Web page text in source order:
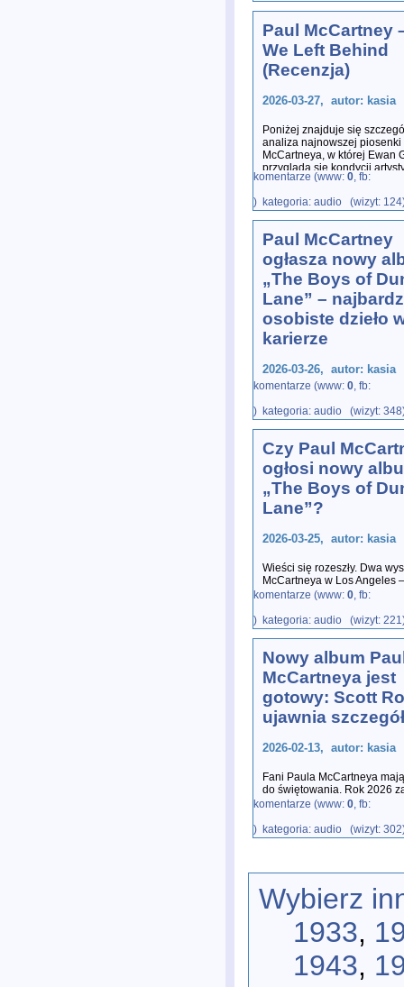
Paul McCartney
We Left Behind
(Recenzja)
2026-03-27, autor: kasia
Poniżej znajduje się
analiza najnowszej piosenki
McCartneya, w której Ewan
przygląda się kondycji
komentarze (www: 0, fb:
) kategoria: audio (wizyt:
Paul McCartney
ogłasza nowy
„The Boys of
Lane” –
osobiste dzieło
karierze
2026-03-26, autor: kasia
wydany przez Paula
na ws...
komentarze (www: 0, fb:
) kategoria: audio (wizyt:
Czy Paul
ogłosi nowy
„The Boys of
Lane”?
2026-03-25, autor: kasia
Wieści się rozeszły. Dwa
McCartneya w Los Angeles
wydarzenia. W Liverpoolu
komentarze (www: 0, fb:
) kategoria: audio (wizyt:
Nowy album
McCartneya jest
gotowy: Scott
ujawnia
2026-02-13, autor: kasia
Fani Paula McCartneya
do świętowania. Rok 2026
dla byłego Beatlesa.
komentarze (www: 0, fb:
) kategoria: audio (wizyt:
Wybierz
1933,
1943,